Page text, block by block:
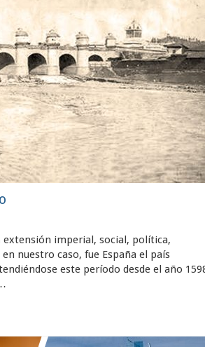
imperial, social, política,
nuestro caso, fue España el país
este período desde el año